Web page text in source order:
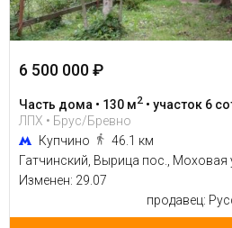
6 500 000 ₽
Часть дома • 130 м2 • участок 6
ЛПХ • Брус/Бревно
Купчино
46.1 км
Гатчинский, Вырица пос., Моховая
Изменен: 29.07
продавец: